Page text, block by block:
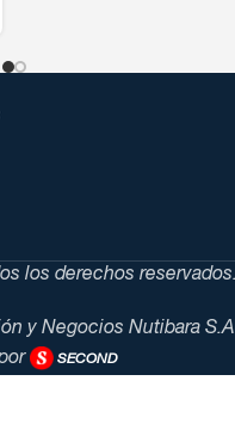
los derechos reservados.
y Negocios Nutibara
SECOND